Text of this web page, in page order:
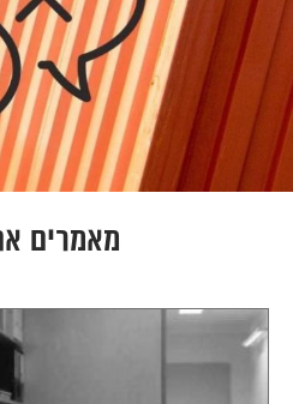
מאמרים